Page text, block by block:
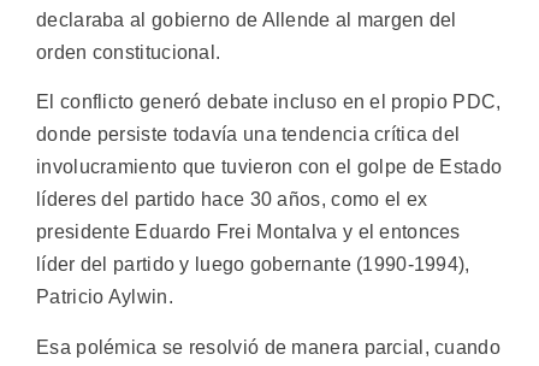
declaraba al gobierno de Allende al margen del
orden constitucional.
El conflicto generó debate incluso en el propio PDC,
donde persiste todavía una tendencia crítica del
involucramiento que tuvieron con el golpe de Estado
líderes del partido hace 30 años, como el ex
presidente Eduardo Frei Montalva y el entonces
líder del partido y luego gobernante (1990-1994),
Patricio Aylwin.
Esa polémica se resolvió de manera parcial, cuando